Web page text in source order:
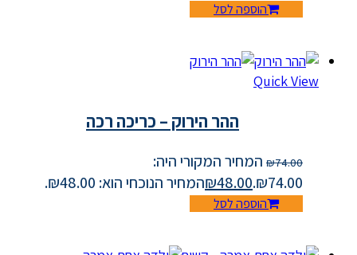
הוספה לסל
Quick View
ההר הירוק – כריכה רכה
₪74.00
המחיר המקורי היה:
₪74.00.
₪48.00 המחיר הנוכחי הוא: ₪48.00.
הוספה לסל